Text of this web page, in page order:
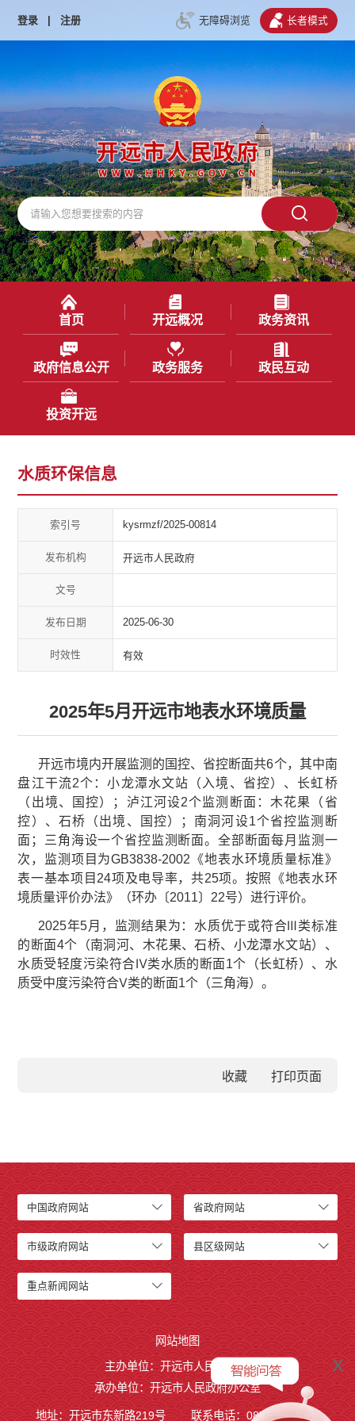
登录 | 注册 无障碍浏览 长者模式
首页 开远概况 政务资讯
政府信息公开 政务服务 政民互动
投资开远
水质环保信息
索引号 kysrmzf/2025-00814
发布机构 开远市人民政府
文号
发布日期 2025-06-30
时效性 有效
2025年5月开远市地表水环境质量
开远市境内开展监测的国控、省控断面共6个，其中南
盘江干流2个：小龙潭水文站（入境、省控）、长虹桥
（出境、国控）；泸江河设2个监测断面：木花果（省
控）、石桥（出境、国控）；南洞河设1个省控监测断
面；三角海设一个省控监测断面。全部断面每月监测一
次，监测项目为GB3838-2002《地表水环境质量标准》
表一基本项目24项及电导率，共25项。按照《地表水环
境质量评价办法》（环办〔2011〕22号）进行评价。
2025年5月，监测结果为：水质优于或符合Ⅲ类标准
的断面4个（南洞河、木花果、石桥、小龙潭水文站）、
水质受轻度污染符合Ⅳ类水质的断面1个（长虹桥）、水
质受中度污染符合Ⅴ类的断面1个（三角海）。
收藏
中国政府网站 省政府网站
市级政府网站 县区级网站
重点新闻网站
网站地图
主办单位：开远市人民政府
承办单位：开远市人民政府办公室
地址：开远市东新路219号 联系电话：0873-7236877
x